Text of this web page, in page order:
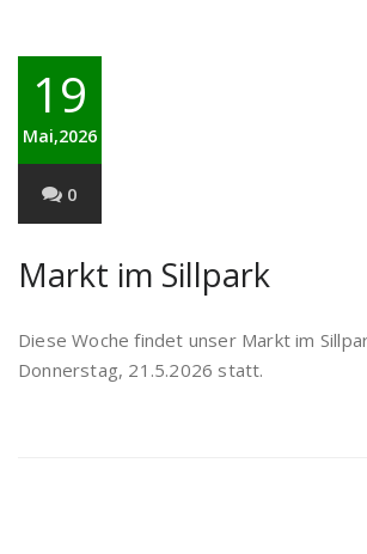
19
Mai,2026
0
Markt im Sillpark
Diese Woche findet unser Markt im
Donnerstag, 21.5.2026 statt.